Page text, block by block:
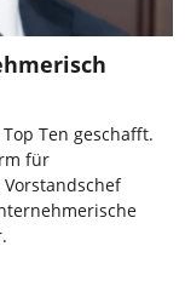
Ten geschafft.
für